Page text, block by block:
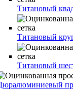
Титановый
Титановый
Титановый